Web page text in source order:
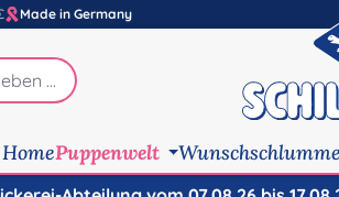
Made in Germany
HomePuppenwelt